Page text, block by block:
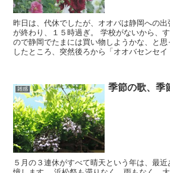
昨日は、代休でしたが、オオバは静岡への
が終わり、１５時過ぎ。 学校がないから、
ので静岡でたまには買い物しようかな、と思
したところ、突然後ろから「オオバセンセ
雑感 季節の歌、季
５月の３連休がすべて晴天という年は、最